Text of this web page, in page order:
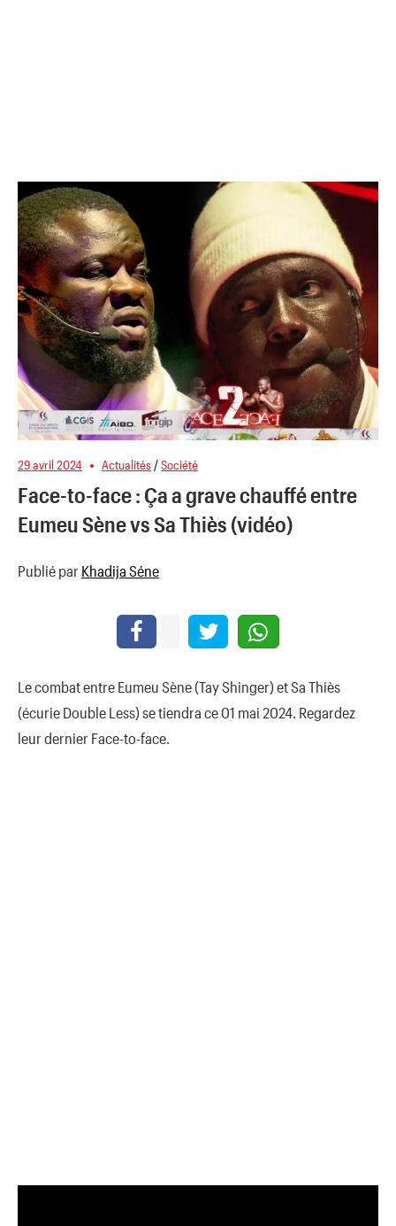
29 avril 2024 Actualités /Société
Face-to-face : Ça a grave chauffé entre
Eumeu Sène vs Sa Thiès (vidéo)
Publié par Khadija Séne
Le combat entre Eumeu Sène (Tay Shinger) et Sa Thiès
(écurie Double Less) se tiendra ce 01 mai 2024. Regardez
leur dernier Face-to-face.